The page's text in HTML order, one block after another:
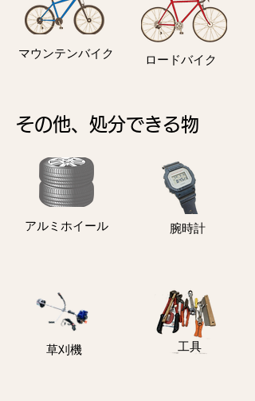
マウンテンバイク ロードバイク
その他、処分できる物
アルミホイール ​腕時計
​草刈機 ​工具